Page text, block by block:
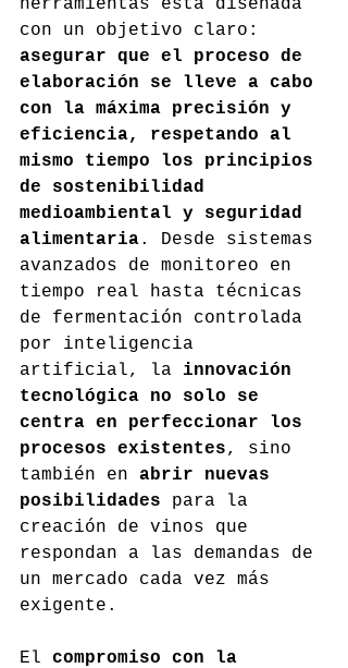
herramientas está diseñada
con un objetivo claro:
asegurar que el proceso de
elaboración se lleve a cabo
con la máxima precisión y
eficiencia, respetando al
mismo tiempo los principios
de sostenibilidad
medioambiental y seguridad
alimentaria. Desde sistemas
avanzados de monitoreo en
tiempo real hasta técnicas
de fermentación controlada
por inteligencia
artificial, la innovación
tecnológica no solo se
centra en perfeccionar los
procesos existentes, sino
también en abrir nuevas
posibilidades para la
creación de vinos que
respondan a las demandas de
un mercado cada vez más
exigente.
El compromiso con la